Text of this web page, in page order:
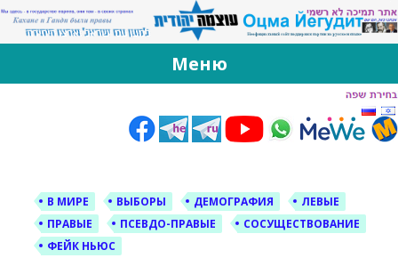
За Оцма Йегудит
עוצמה יהודית ברוסית ובעברית
Меню
В МИРЕ ВЫБОРЫ ДЕМОГРАФИЯ
ЛЕВЫЕ
ПРАВЫЕ
ПСЕВДО-ПРАВЫЕ
СОСУЩЕСТВОВАНИЕ
ФЕЙК НЬЮС